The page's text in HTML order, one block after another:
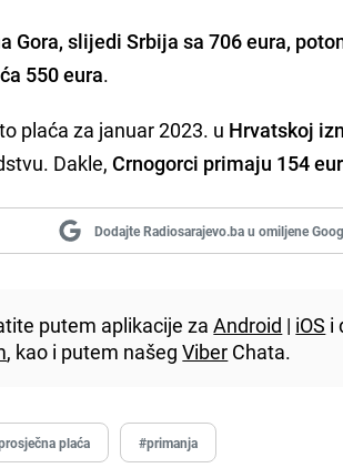
Gora, slijedi Srbija sa 706 eura,
550 eura.
plaća za januar 2023. u Hrvatskoj
Dakle,Crnogorci primaju 154
Dodajte Radiosarajevo.ba u omiljene
putem aplikacije zaAndroid | iOS i
, kao i putem našegViber Chata.
plaća #primanja